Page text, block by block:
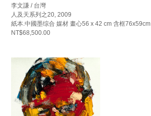
李文謙 / 台灣
人及天系列之20, 2009
紙本.中國墨综合 媒材 畫心56 x 42 cm 含框76x59cm
NT$68,500.00